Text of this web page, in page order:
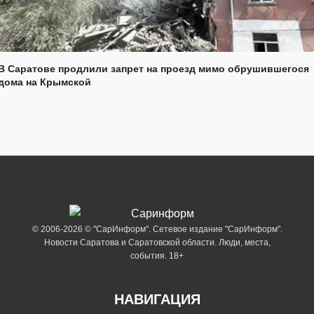
Саратове продлили запрет на проезд мимо обрушившегося
на Крымской
© 2006-2026 © "СарИнформ". Сетевое издание "СарИнформ".
Новости Саратова и Саратовской области. Люди, места,
события. 18+
НАВИГАЦИЯ